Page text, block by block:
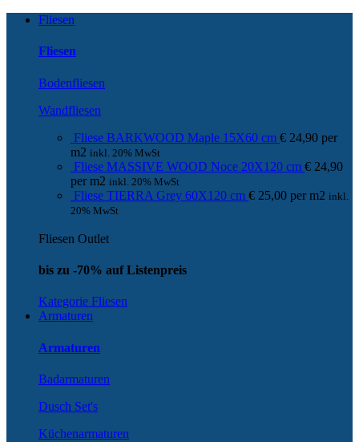
Fliesen
Fliesen
Bodenfliesen
Wandfliesen
Fliese BARKWOOD Maple 15X60 cm € 24,90 per
m2 inkl. 20% MwSt
Fliese MASSIVE WOOD Noce 20X120 cm € 24,90
per m2 inkl. 20% MwSt
Fliese TIERRA Grey 60X120 cm € 25,00 per m2 inkl.
20% MwSt
Fliesen Outlet
bis zu -70% auf Listenpreis
Kategorie Fliesen
Armaturen
Armaturen
Badarmaturen
Dusch Set's
Küchenarmaturen